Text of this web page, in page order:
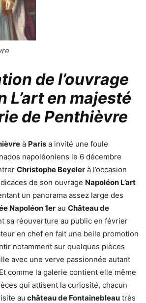
de l’ouvrage
L’art en majesté
de Penthièvre
à Paris a invité une foule
napoléoniens le 6 décembre
Christophe Beyeler à l’occasion
de son ouvrage Napoléon L’art
un panorama assez large des
Napoléon 1er au Château de
sa réouverture au public en février
en chef en fait une belle promotion
notamment sur quelques pièces
avec une verve passionnée autant
comme la galerie contient elle même
qui attisent la curiosité, chacun
au château de Fontainebleau très